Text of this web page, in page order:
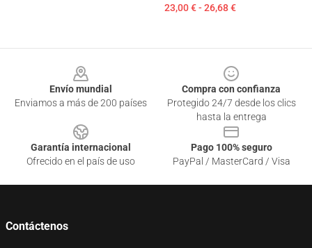
23,00 € - 26,68 €
Envío mundial
Enviamos a más de 200 países
Compra con confianza
Protegido 24/7 desde los clics
hasta la entrega
Garantía internacional
Ofrecido en el país de uso
Pago 100% seguro
PayPal / MasterCard / Visa
Contáctenos